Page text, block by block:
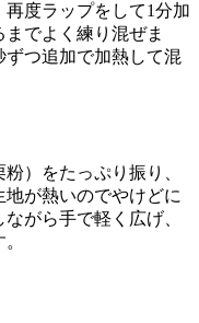
度ラップをして1分加
でよく練り混ぜま
ずつ追加で加熱して混
）をたっぷり振り、
が熱いのでやけどに
がら手で軽く広げ、